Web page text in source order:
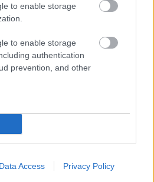
to enable storage
to enable storage
authentication
prevention, and other
Data Access Privacy Policy